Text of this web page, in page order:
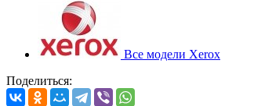
Все модели Xerox
Поделиться: